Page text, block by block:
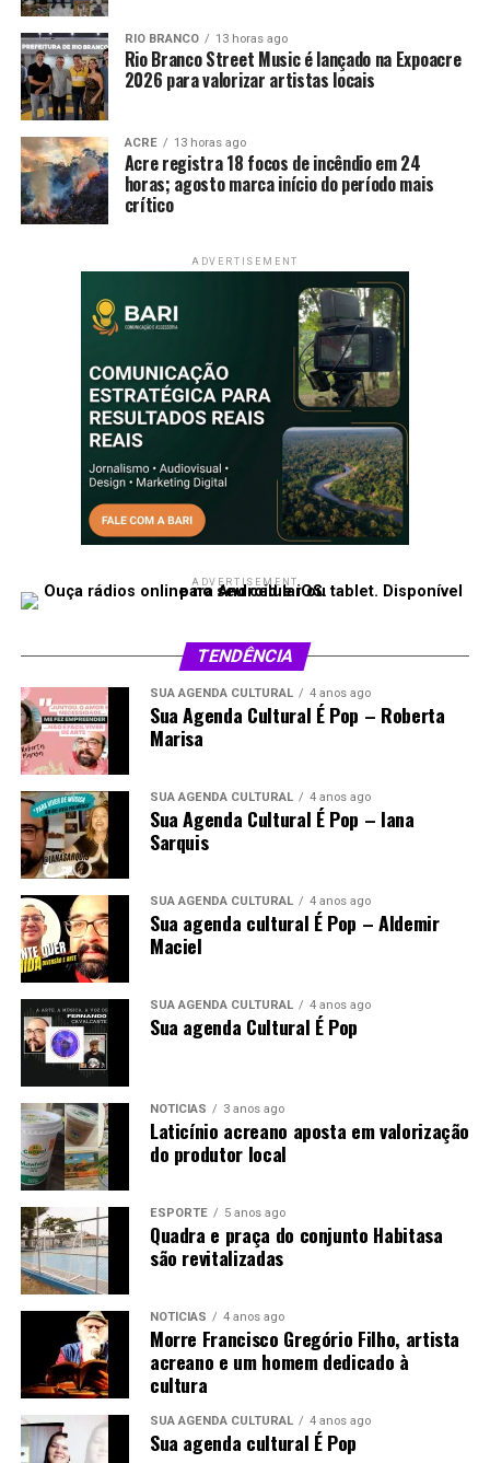
RIO BRANCO 13 horas ago
Rio Branco Street Music é lançado na Expoacre
2026 para valorizar artistas locais
ACRE 13 horas ago
Acre registra 18 focos de incêndio em 24
horas; agosto marca início do período mais
crítico
ADVERTISEMENT
ADVERTISEMENT
TENDÊNCIA
SUA AGENDA CULTURAL 4 anos ago
Sua Agenda Cultural É Pop – Roberta
Marisa
SUA AGENDA CULTURAL 4 anos ago
Sua Agenda Cultural É Pop – Iana
Sarquis
SUA AGENDA CULTURAL 4 anos ago
Sua agenda cultural É Pop – Aldemir
Maciel
SUA AGENDA CULTURAL 4 anos ago
Sua agenda Cultural É Pop
NOTÍCIAS 3 anos ago
Laticínio acreano aposta em valorização
do produtor local
ESPORTE 5 anos ago
Quadra e praça do conjunto Habitasa
são revitalizadas
NOTÍCIAS 4 anos ago
Morre Francisco Gregório Filho, artista
acreano e um homem dedicado à
cultura
SUA AGENDA CULTURAL 4 anos ago
Sua agenda cultural É Pop